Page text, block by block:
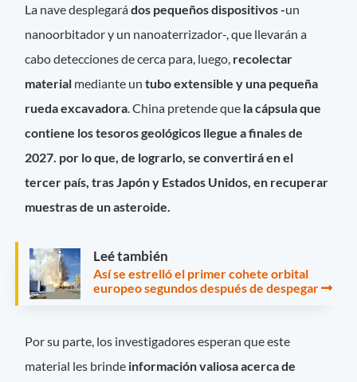
La nave desplegarádos pequeños dispositivos -un
nanoorbitador y un nanoaterrizador-, que llevarán a
cabo detecciones de cerca para, luego, recolectar
material mediante untubo extensible y una pequeña
rueda excavadora . China pretende que la cápsula que
contiene los tesoros geológicos llegue a finales de
2027. por lo que, de lograrlo, se convertirá en el
tercer país, tras Japón y Estados Unidos, en recuperar
muestras de un asteroide.
Leé también
Así se estrelló el primer cohete orbital
europeo segundos después de despegar
Por su parte, los investigadores esperan que este
material les brinde información valiosa acerca de